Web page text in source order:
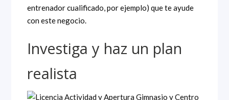
entrenador cualificado, por ejemplo) que te ayude
con este negocio.
Investiga y haz un plan
realista